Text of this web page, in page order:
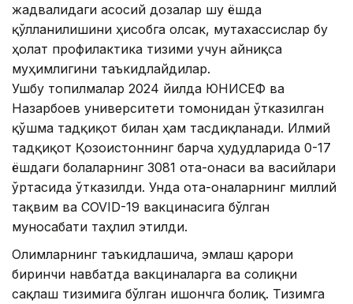
жадвалидаги асосий дозалар шу ёшда
қўлланилишини ҳисобга олсак, мутахассислар бу
ҳолат профилактика тизими учун айниқса
муҳимлигини таъкидлайдилар.
Ушбу топилмалар 2024 йилда ЮНИCЕФ ва
Назарбоев университети томонидан ўтказилган
қўшма тадқиқот билан ҳам тасдиқланади. Илмий
тадқиқот Қозоғистоннинг барча ҳудудларида 0-17
ёшдаги болаларнинг 3081 ота-онаси ва васийлари
ўртасида ўтказилди. Унда ота-оналарнинг миллий
тақвим ва COVID-19 вакцинасига бўлган
муносабати таҳлил этилди.
Олимларнинг таъкидлашича, эмлаш қарори
биринчи навбатда вакциналарга ва соғлиқни
сақлаш тизимига бўлган ишончга боғлиқ. Тизимга